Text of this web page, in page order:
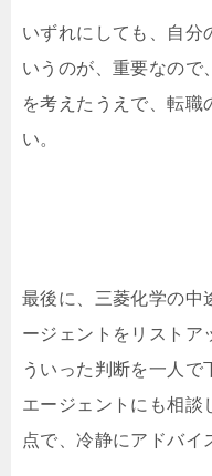
いずれにしても、自分
いうのが、重要なので
を考えたうえで、転職
い。
最後に、三菱化学の中
ージェントをリストア
ういった判断を一人で
エージェントにも相談
点で、冷静にアドバイ